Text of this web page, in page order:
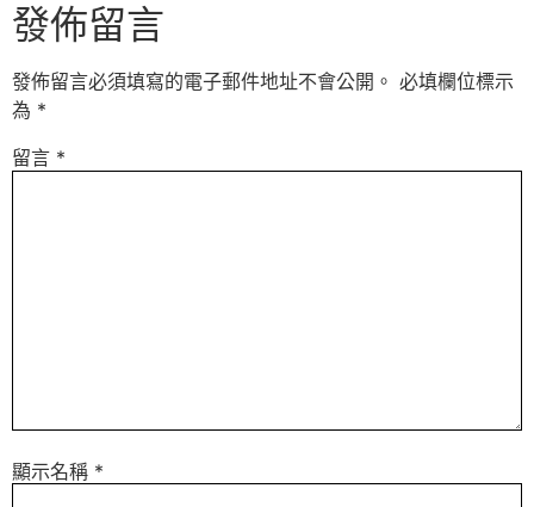
發佈留言
發佈留言必須填寫的電子郵件地址不會公開。 必填欄位標示
為 *
留言 *
顯示名稱 *